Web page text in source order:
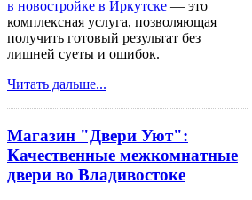
в новостройке в Иркутске — это
комплексная услуга, позволяющая
получить готовый результат без
лишней суеты и ошибок.
Читать дальше...
Магазин "Двери Уют":
Качественные межкомнатные
двери во Владивостоке